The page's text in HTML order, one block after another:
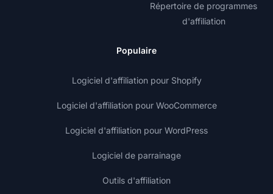
Répertoire de programmes
d'affiliation
Populaire
Logiciel d'affiliation pour Shopify
Logiciel d'affiliation pour WooCommerce
Logiciel d'affiliation pour WordPress
Logiciel de parrainage
Outils d'affiliation